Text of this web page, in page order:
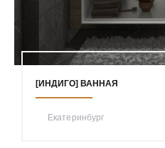
[ИНДИГО] ВАННАЯ
Екатеринбург